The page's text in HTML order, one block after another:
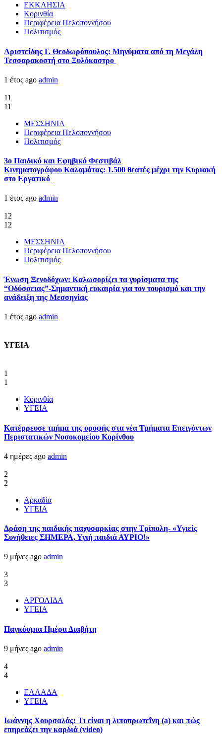
ΕΚΚΛΗΣΙΑ
Κορινθία
Περιφέρεια Πελοποννήσου
Πολιτισμός
Αριστείδης Γ. Θεοδωρόπουλος: Μηνύματα από τη Μεγάλη
Τεσσαρακοστή στο Ξυλόκαστρο
1 έτος ago admin
11
11
ΜΕΣΣΗΝΙΑ
Περιφέρεια Πελοποννήσου
Πολιτισμός
3ο Παιδικό και Εφηβικό Φεστιβάλ
Κινηματογράφου Καλαμάτας: 1.500 θεατές μέχρι την Κυριακή
στο Εργατικό
1 έτος ago admin
12
12
ΜΕΣΣΗΝΙΑ
Περιφέρεια Πελοποννήσου
Πολιτισμός
Ένωση Ξενοδόχων: Καλωσορίζει τα γυρίσματα της
“Οδύσσειας”-Σημαντική ευκαιρία για τον τουρισμό και την
ανάδειξη της Μεσσηνίας
1 έτος ago admin
ΥΓΕΙΑ
1
1
Κορινθία
ΥΓΕΙΑ
Kατέρρευσε τμήμα της οροφής στα νέα Τμήματα Επειγόντων
Περιστατικών Νοσοκομείου Κορίνθου
4 ημέρες ago admin
2
2
Αρκαδία
ΥΓΕΙΑ
Δράση της παιδικής παχυσαρκίας στην Τρίπολη- «Υγιείς
Συνήθειες ΣΗΜΕΡΑ, Υγιή παιδιά ΑΥΡΙΟ!»
9 μήνες ago admin
3
3
ΑΡΓΟΛΙΔΑ
ΥΓΕΙΑ
Παγκόσμια Ημέρα Διαβήτη
9 μήνες ago admin
4
4
ΕΛΛΑΔΑ
ΥΓΕΙΑ
Ιωάννης Χουρσαλάς: Τι είναι η λιποπρωτεΐνη (a) και πώς
επηρεάζει την καρδιά (video)